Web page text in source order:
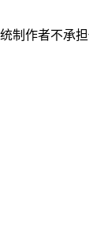
作者不承